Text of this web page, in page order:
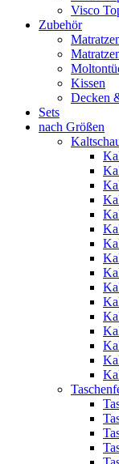
Visco
Zubehör
Kissen
Decken
Sets
nach Größen